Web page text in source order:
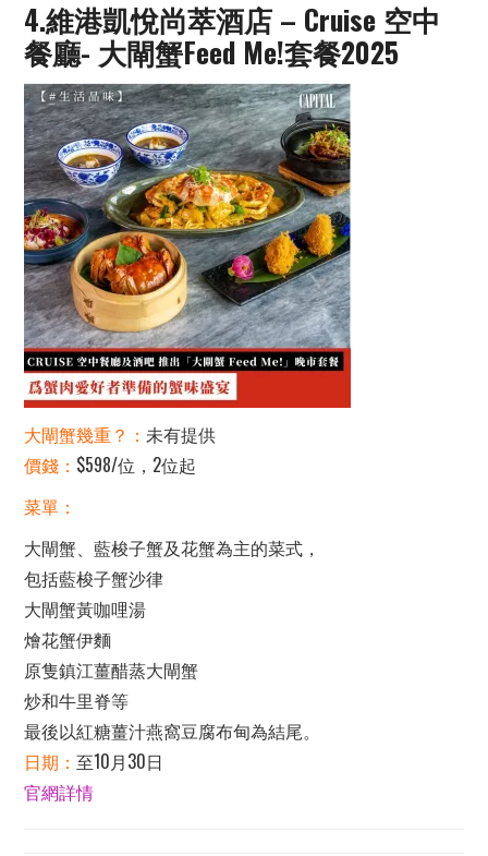
4.維港凱悅尚萃酒店 – Cruise 空中
餐廳- 大閘蟹Feed Me!套餐2025
大閘蟹幾重？：未有提供
價錢： $598/位，2位起
菜單：
大閘蟹、藍梭子蟹及花蟹為主的菜式，
包括藍梭子蟹沙律
大閘蟹黃咖哩湯
燴花蟹伊麵
原隻鎮江薑醋蒸大閘蟹
炒和牛里脊等
最後以紅糖薑汁燕窩豆腐布甸為結尾。
日期：至10月30日
官網詳情